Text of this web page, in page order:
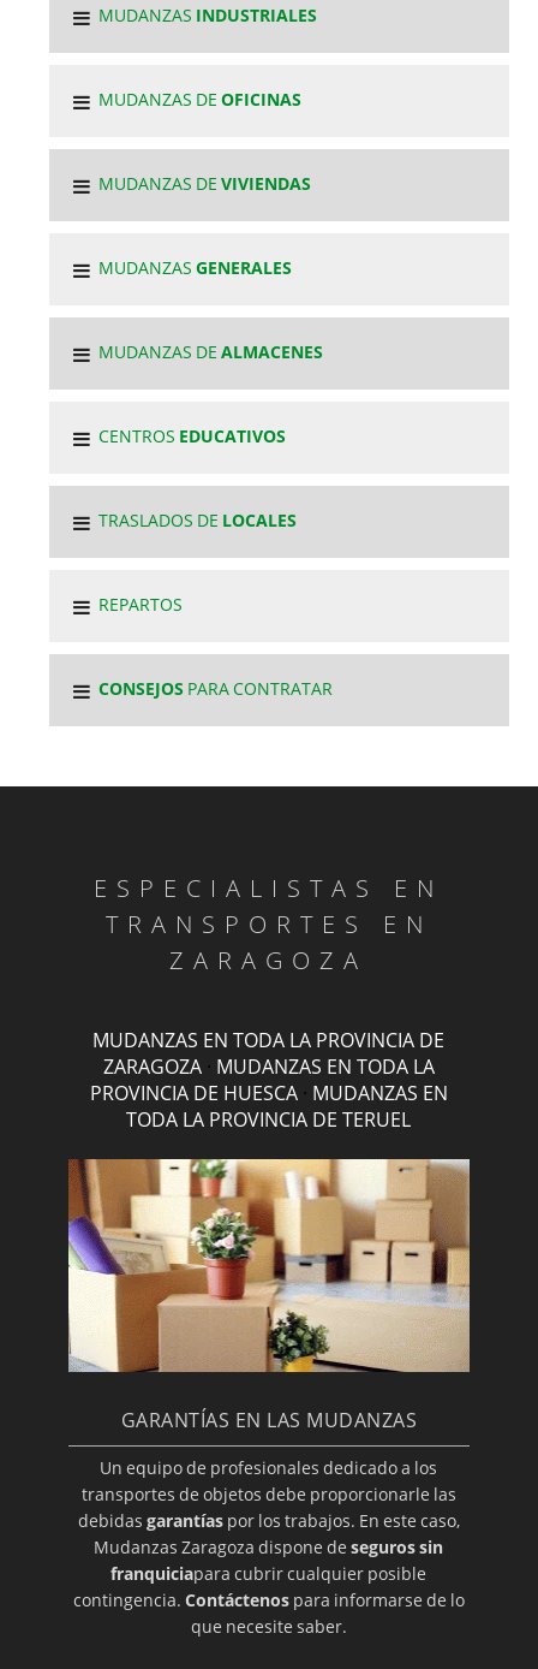
MUDANZAS INDUSTRIALES
MUDANZAS DEOFICINAS
MUDANZAS DEVIVIENDAS
MUDANZASGENERALES
MUDANZAS DEALMACENES
CENTROS EDUCATIVOS
TRASLADOS DE LOCALES
REPARTOS
CONSEJOS PARA CONTRATAR
ESPECIALISTAS EN
TRANSPORTES EN
ZARAGOZA
MUDANZAS EN TODA LA PROVINCIA DE
ZARAGOZA· MUDANZAS EN TODA LA
PROVINCIA DE HUESCA· MUDANZAS EN
TODA LA PROVINCIA DE TERUEL
GARANTÍAS EN LAS MUDANZAS
Un equipo de profesionales dedicado a los
transportes de objetos debe proporcionarle las
debidas garantíaspor los trabajos. En este caso,
Mudanzas Zaragoza dispone deseguros sin
franquiciapara cubrir cualquier posible
contingencia. Contáctenospara informarse de lo
que necesite saber.